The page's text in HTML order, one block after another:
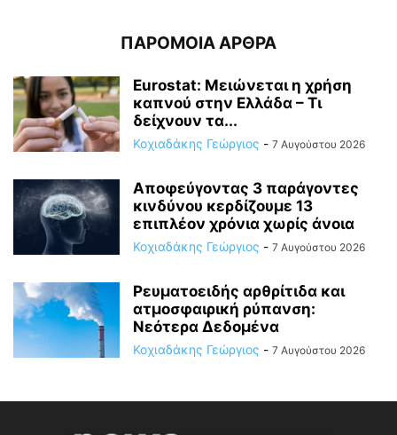
ΠΑΡΟΜΟΙΑ ΑΡΘΡΑ
Eurostat: Μειώνεται η χρήση
καπνού στην Ελλάδα – Τι
δείχνουν τα...
Κοχιαδάκης Γεώργιος - 7 Αυγούστου 2026
Αποφεύγοντας 3 παράγοντες
κινδύνου κερδίζουμε 13
επιπλέον χρόνια χωρίς άνοια
Κοχιαδάκης Γεώργιος - 7 Αυγούστου 2026
Ρευματοειδής αρθρίτιδα και
ατμοσφαιρική ρύπανση:
Νεότερα Δεδομένα
Κοχιαδάκης Γεώργιος - 7 Αυγούστου 2026